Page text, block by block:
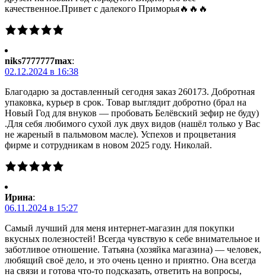
качественное.Привет с далекого Приморья🔥🔥🔥
niks7777777max:
02.12.2024 в 16:38
Благодарю за доставленный сегодня заказ 260173. Добротная
упаковка, курьер в срок. Товар выглядит добротно (брал на
Новый Год для внуков — пробовать Белёвский зефир не буду)
.Для себя любимого сухой лук двух видов (нашёл только у Вас
не жареный в пальмовом масле). Успехов и процветания
фирме и сотрудникам в новом 2025 году. Николай.
Ирина:
06.11.2024 в 15:27
Самый лучший для меня интернет-магазин для покупки
вкусных полезностей! Всегда чувствую к себе внимательное и
заботливое отношение. Татьяна (хозяйка магазина) — человек,
любящий своё дело, и это очень ценно и приятно. Она всегда
на связи и готова что-то подсказать, ответить на вопросы,